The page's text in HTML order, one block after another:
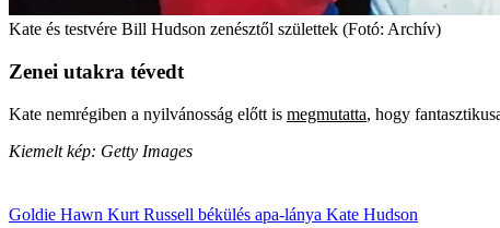
Kate és testvére Bill Hudson zenésztől születtek (Fotó: Archív)
Zenei utakra tévedt
Kate nemrégiben a nyilvánosság előtt is megmutatta, hogy
Kiemelt kép: Getty Images
Goldie Hawn Kurt Russell békülés apa-lánya Kate Hudson